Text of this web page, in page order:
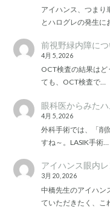
アイハンス、つまり
とハログレの発生に
前視野緑内障につ
4月 5, 2026
OCT検査の結果は
ても、OCT検査で…
眼科医からみた
4月 5, 2026
外科手術では、「削
すね～。LASIK手術…
アイハンス眼内
3月 20, 2026
中橋先生のアイハン
ていただきたく、こ